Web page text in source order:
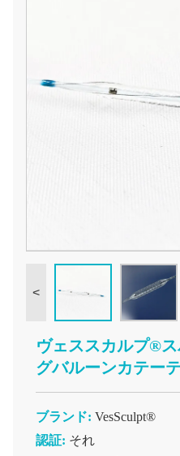
<
ヴェススカルプ®
グバルーンカテー
ブランド: VesSculpt®
認証: それ